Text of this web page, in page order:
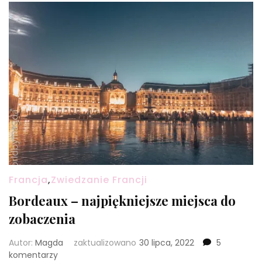
Francja,Zwiedzanie Francji
Bordeaux – najpiękniejsze miejsca do
zobaczenia
Autor: Magda zaktualizowano 30 lipca, 2022
5
komentarzydo